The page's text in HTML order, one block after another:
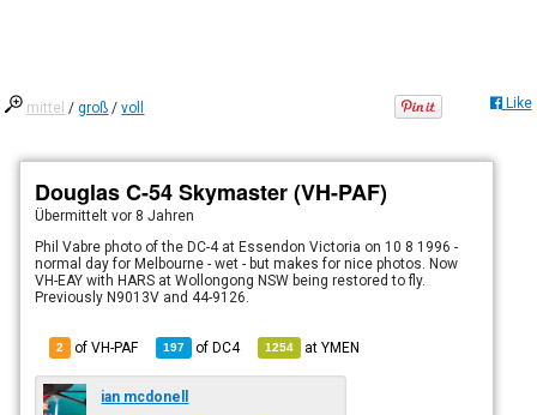
mittel /groß /voll Like
Douglas C-54 Skymaster (VH-PAF)
Übermitteltvor 8 Jahren
Phil Vabre photo of the DC-4 at Essendon Victoria on 10 8 1996 -
normal day for Melbourne - wet - but makes for nice photos. Now
VH-EAY with HARS at Wollongong NSW being restored to fly.
Previously N9013V and 44-9126.
2 of VH-PAF 197 ofDC4 1254 atYMEN
ian mcdonell